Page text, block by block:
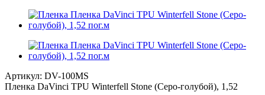
Артикул: DV-100MS
Пленка DaVinci TPU Winterfell Stone (Серо-голубой), 1,52